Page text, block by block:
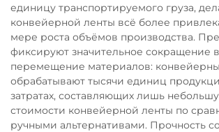
единицу транспортируемого груза,
конвейерной ленты всё более
мере роста объёмов производства.
фиксируют значительное сокращение
перемещение материалов:
обрабатывают тысячи единиц
затратах, составляющих лишь
стоимости конвейерной ленты по
ручными альтернативами. Прочность